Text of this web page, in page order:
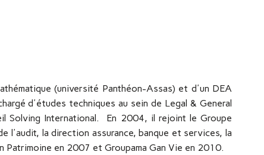
(université Panthéon-Assas) et d'un DEA
d'études techniques au sein de Legal & General
Solving International. En 2004, il rejoint le Groupe
l'audit, la direction assurance, banque et services, la
en 2007 et Groupama Gan Vie en 2010.